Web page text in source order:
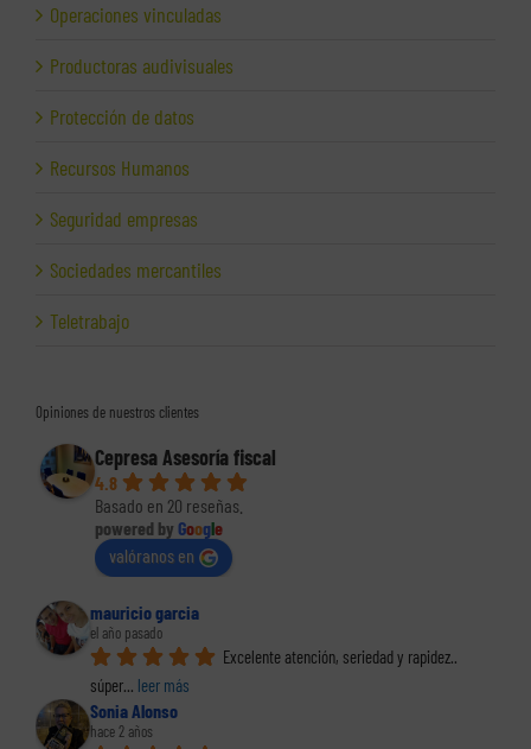
Operaciones vinculadas
Productoras audivisuales
Protección de datos
Recursos Humanos
Seguridad empresas
Sociedades mercantiles
Teletrabajo
Opiniones de nuestros clientes
Cepresa Asesoría fiscal
4.8
Basado en 20 reseñas.
powered by Google
valóranos en
mauricio garcia
el año pasado
Excelente atención, seriedad y rapidez..
súper... leer más
Sonia Alonso
hace 2 años